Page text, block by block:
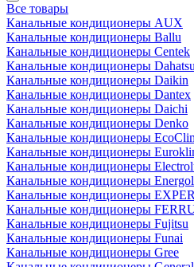
Все товары
Канальные кондиционеры AUX
Канальные кондиционеры Ballu
Канальные кондиционеры Centek
Канальные кондиционеры Dahatsu
Канальные кондиционеры Daikin
Канальные кондиционеры Dantex
Канальные кондиционеры Daichi
Канальные кондиционеры Denko
Канальные кондиционеры
Канальные кондиционеры
Канальные кондиционеры
Канальные кондиционеры
Канальные кондиционеры
Канальные кондиционеры
Канальные кондиционеры Fujitsu
Канальные кондиционеры Funai
Канальные кондиционеры Gree